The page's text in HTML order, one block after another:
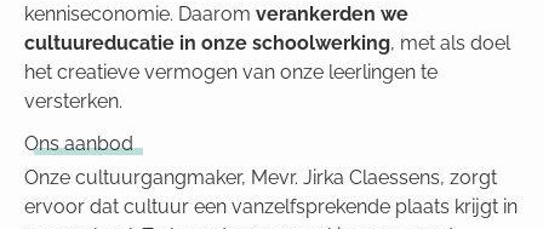
kenniseconomie. Daarom verankerden we
cultuureducatie in onze schoolwerking, met als doel
het creatieve vermogen van onze leerlingen te
versterken.
Ons aanbod
Onze cultuurgangmaker, Mevr. Jirka Claessens, zorgt
ervoor dat cultuur een vanzelfsprekende plaats krijgt in